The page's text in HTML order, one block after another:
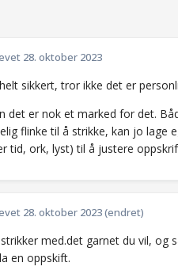
28. oktober 2023
sikkert, tror ikke det er
det er nok et marked for det.
flinke til å strikke, kan jo lage
tid, ork, lyst) til å justere
28. oktober 2023(endret)
med.det garnet du vil, og
en oppskift.